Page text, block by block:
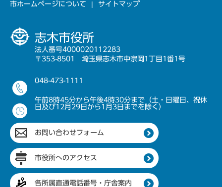
市ホームページについて サイトマップ
志木市役所
法人番号4000020112283
〒353-8501 埼玉県志木市中宗岡1丁目1番1号
048-473-1111
午前8時45分から午後4時30分まで（土・日曜日、祝休
日及び12月29日から1月3日までを除く）
お問い合わせフォーム
市役所へのアクセス
各所属直通電話番号・庁舎案内